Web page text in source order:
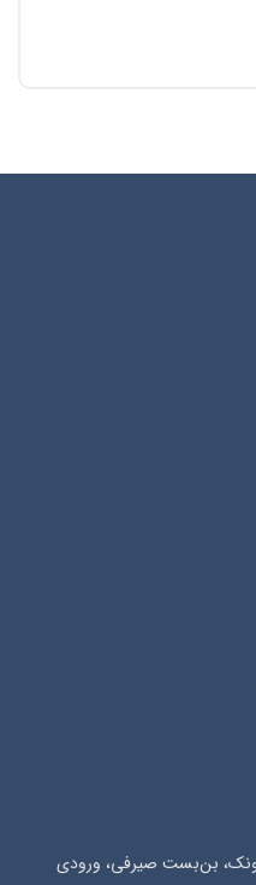
ونک، بن‌بست صیرفی، ورودی